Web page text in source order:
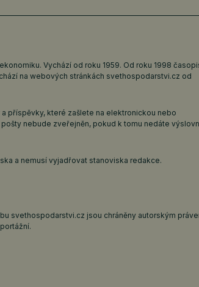
Vychází od roku 1959. Od roku 1998
na webových stránkách svethospodarstvi.cz od
příspěvky, které zašlete na elektronickou nebo
nebude zveřejněn, pokud k tomu nedáte
a nemusí vyjadřovat stanoviska redakce.
svethospodarstvi.cz jsou chráněny autorským